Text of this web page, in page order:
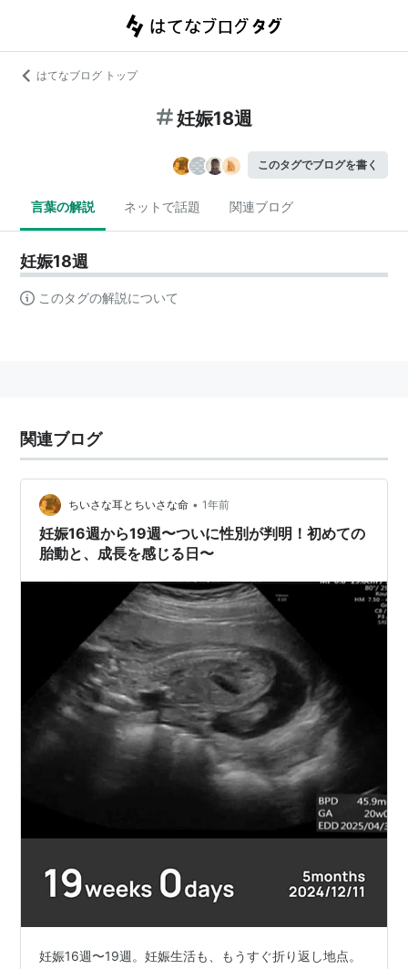
はてなブログ トップ
妊娠18週
このタグでブログを書く
言葉の解説 ネットで話題 関連ブログ
妊娠18週
このタグの解説について
関連ブログ
ちいさな耳とちいさな命 • 1年前
妊娠16週から19週〜ついに性別が判明！初めての
胎動と、成長を感じる日〜
妊娠16週〜19週。妊娠生活も、もうすぐ折り返し地点。